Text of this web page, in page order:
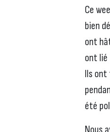
Ce
bien
ont
ont lié
Ils
été